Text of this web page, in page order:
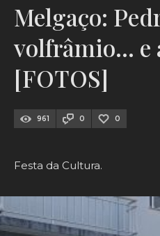
Melgaço:
volfrâmio… e
[FOTOS]
961 0 0
Festa da Cultura.